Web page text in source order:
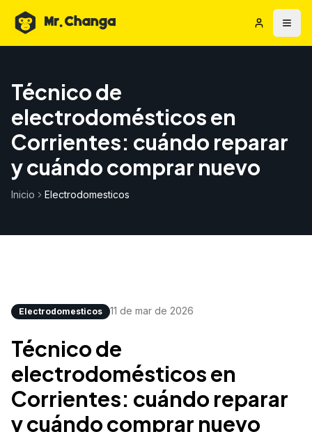
Técnico de
electrodomésticos en
Corrientes: cuándo reparar
y cuándo comprar nuevo
Inicio Electrodomesticos
Electrodomesticos 11 de mar de 2026
Técnico de
electrodomésticos en
Corrientes: cuándo reparar
y cuándo comprar nuevo